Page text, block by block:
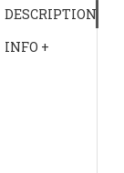
DESCRIPTION
INFO +